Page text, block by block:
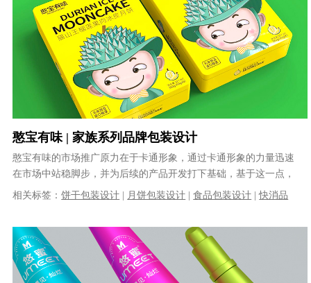
憨宝有味 | 家族系列品牌包装设计
憨宝有味的市场推广原力在于卡通形象，通过卡通形象的力量迅速
在市场中站稳脚步，并为后续的产品开发打下基础，基于这一点，
在包装设计中，我们将卡通形象以最具......
相关标签：饼干包装设计 月饼包装设计 |食品包装设计 |快消品